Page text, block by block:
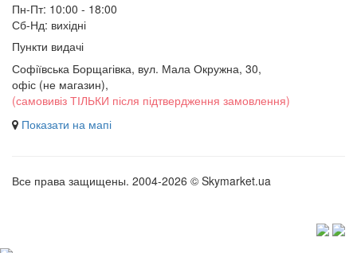
Пн-Пт: 10:00 - 18:00
Сб-Нд: вихідні
Пункти видачі
Софіївська Борщагівка, вул. Мала Окружна, 30,
офіс (не магазин),
(самовивіз ТІЛЬКИ після підтвердження замовлення)
Показати на мапі
Все права защищены. 2004-2026 © Skymarket.ua